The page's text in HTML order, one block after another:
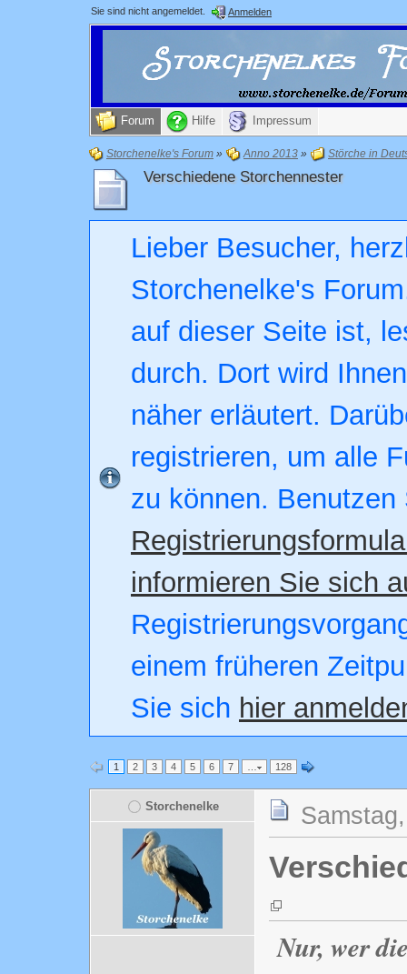
Sie sind nicht angemeldet. Anmelden
Forum Hilfe Impressum
Storchenelke's Forum » Anno 2013 » Störche in
Verschiedene Storchennester
Lieber Besucher,
Storchenelke's
auf dieser Seite ist,
durch. Dort wird
näher erläutert.
registrieren, um alle
zu können. Benutzen
informieren Sie sich
einem früheren
Sie sich hier
1 2 3 4 5 6 7 … 128
Storchenelke
Nur, wer